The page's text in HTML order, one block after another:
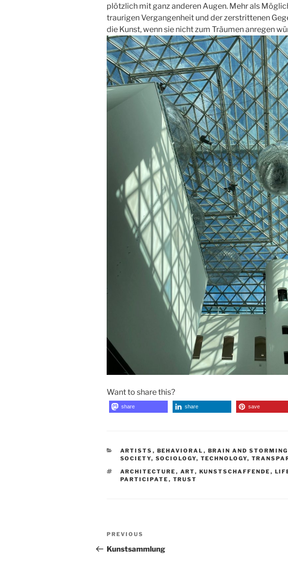
plötzlich mit ganz anderen Augen. Mehr als
traurigen Vergangenheit und der zerstrittenen
die Kunst, wenn sie nicht zum Träumen anregen
Want to share this?
share share save
CATEGORIES
ARTISTS , BEHAVIORAL , BRAIN AND STORMING
SOCIETY, SOCIOLOGY, TECHNOLOGY,
TAGS
ARCHITECTURE , ART, KUNSTSCHAFFENDE ,
PARTICIPATE , TRUST
Post
navigation
Previous
Post
PREVIOUS
Kunstsammlung